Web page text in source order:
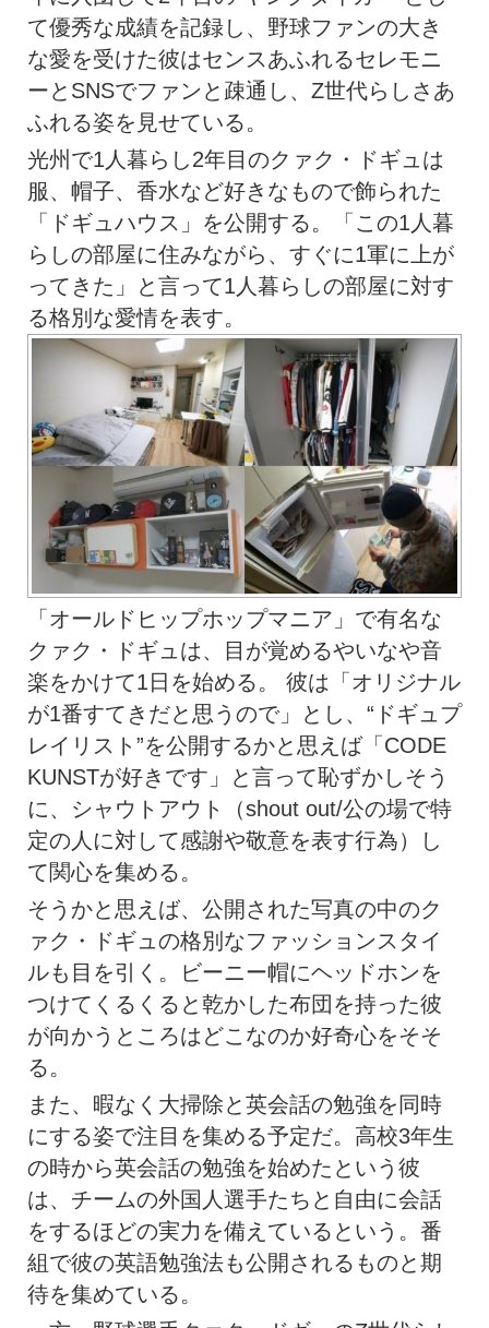
て優秀な成績を記録し、野球ファンの大き
な愛を受けた彼はセンスあふれるセレモニ
ーとSNSでファンと疎通し、Z世代らしさあ
ふれる姿を見せている。
光州で1人暮らし2年目のクァク・ドギュは
服、帽子、香水など好きなもので飾られた
「ドギュハウス」を公開する。「この1人暮
らしの部屋に住みながら、すぐに1軍に上が
ってきた」と言って1人暮らしの部屋に対す
る格別な愛情を表す。
「オールドヒップホップマニア」で有名な
クァク・ドギュは、目が覚めるやいなや音
楽をかけて1日を始める。 彼は「オリジナル
が1番すてきだと思うので」とし、“ドギュプ
レイリスト”を公開するかと思えば「CODE
KUNSTが好きです」と言って恥ずかしそう
に、シャウトアウト（shout out/公の場で特
定の人に対して感謝や敬意を表す行為）し
て関心を集める。
そうかと思えば、公開された写真の中のク
ァク・ドギュの格別なファッションスタイ
ルも目を引く。ビーニー帽にヘッドホンを
つけてくるくると乾かした布団を持った彼
が向かうところはどこなのか好奇心をそそ
る。
また、暇なく大掃除と英会話の勉強を同時
にする姿で注目を集める予定だ。高校3年生
の時から英会話の勉強を始めたという彼
は、チームの外国人選手たちと自由に会話
をするほどの実力を備えているという。番
組で彼の英語勉強法も公開されるものと期
待を集めている。